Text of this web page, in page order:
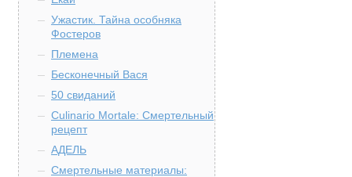
Ужастик. Тайна особняка
Фостеров
Племена
Бесконечный Вася
50 свиданий
Culinario Mortale: Смертельный
рецепт
АДЕЛЬ
Смертельные материалы: